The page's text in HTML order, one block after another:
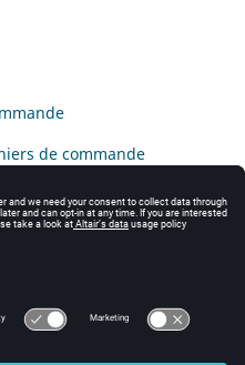
de commande
d'une série de
d'une série de